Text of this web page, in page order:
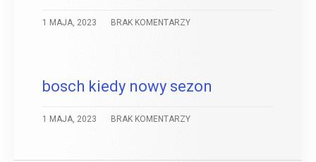
1 MAJA, 2023 BRAK KOMENTARZY
bosch kiedy nowy sezon
1 MAJA, 2023 BRAK KOMENTARZY